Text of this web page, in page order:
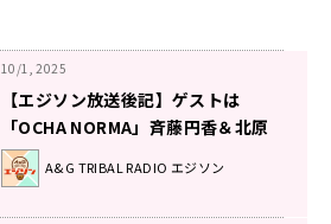
10/1, 2025
【エジソン放送後記】ゲストは
「OCHA NORMA」斉藤円香＆北原
もも＆筒井澪心、「GLASGOW」ア
ラタニ 2025年9月27日放送回
A&G TRIBAL RADIO エジソン